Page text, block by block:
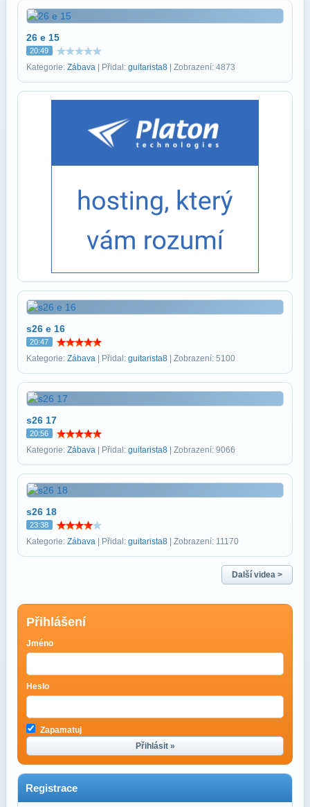
26 e 15
20:49
Kategorie: Zábava | Přidal: guitarista8 | Zobrazení: 4873
s26 e 16
20:47
Kategorie: Zábava | Přidal: guitarista8 | Zobrazení: 5100
s26 17
20:56
Kategorie: Zábava | Přidal: guitarista8 | Zobrazení: 9066
s26 18
23:38
Kategorie: Zábava | Přidal: guitarista8 | Zobrazení: 11170
Další videa >
Přihlášení
Jméno
Heslo
Zapamatuj
Přihlásit »
Registrace